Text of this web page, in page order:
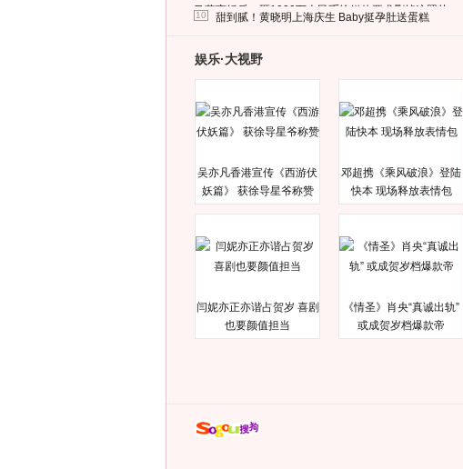
马蓉离婚后，砸1000万人民币给媒体要求删掉这照片
10 甜到腻！黄晓明上海庆生 Baby挺孕肚送蛋糕
娱乐·大视野
吴亦凡香港宣传《西游伏
妖篇》 获徐导星爷称赞
邓超携《乘风破浪》登陆
快本 现场释放表情包
闫妮亦正亦谐占贺岁 喜剧
也要颜值担当
《情圣》肖央“真诚出轨”
或成贺岁档爆款帝